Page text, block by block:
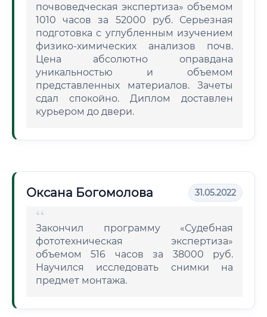
почвоведческая экспертиза» объемом
1010 часов за 52000 руб. Серьезная
подготовка с углубленным изучением
физико-химических анализов почв.
Цена абсолютно оправдана
уникальностью и объемом
представленных материалов. Зачеты
сдал спокойно. Диплом доставлен
курьером до двери.
Оксана Богомолова 31.05.2022
Закончил программу «Судебная
фототехническая экспертиза»
объемом 516 часов за 38000 руб.
Научился исследовать снимки на
предмет монтажа.